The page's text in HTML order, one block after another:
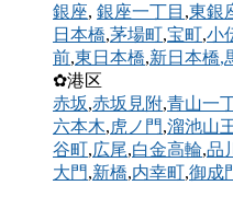
銀座, 銀座一丁目 ,東銀
日本橋,茅場町,宝町,小
前,東日本橋,新日本橋,
✿港区
赤坂,赤坂見附,青山一
六本木,虎ノ門,溜池山
谷町,広尾,白金高輪,品川
大門,新橋,内幸町,御成